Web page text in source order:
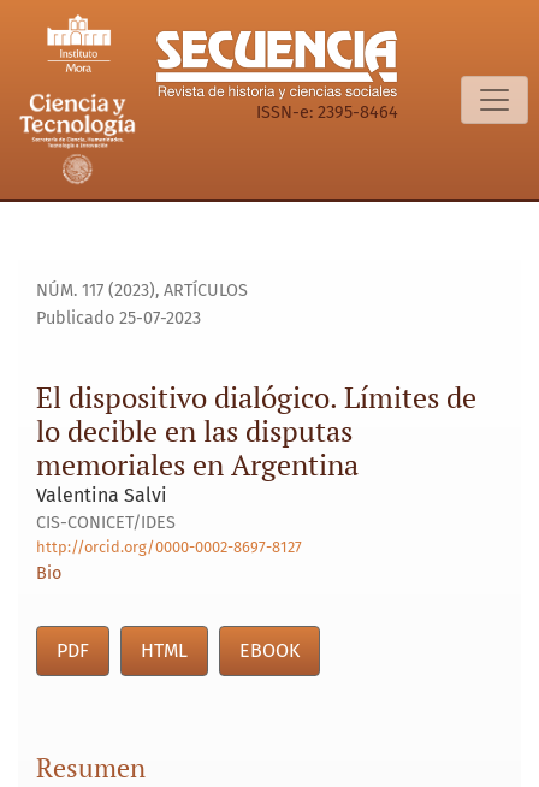
El dispositivo dialógico. Límites de lo decible en las
ISSN-e: 2395-8464
NÚM. 117 (2023), ARTÍCULOS
El dispositivo dialógico. Límites de
lo decible en las disputas
memoriales en Argentina
Publicado 25-07-2023
Valentina Salvi
CIS-CONICET/IDES
http://orcid.org/0000-0002-8697-8127
Bio
PDF HTML EBOOK
Resumen